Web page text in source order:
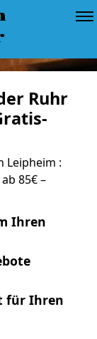
Ruhr
Leipheim :
85€ –
Ihren
für Ihren